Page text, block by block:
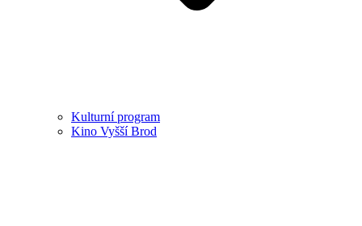
Kulturní program
Kino Vyšší Brod